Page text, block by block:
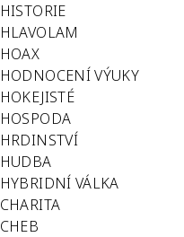
HISTORIE
HLAVOLAM
HOAX
HODNOCENÍ VÝUKY
HOKEJISTÉ
HOSPODA
HRDINSTVÍ
HUDBA
HYBRIDNÍ VÁLKA
CHARITA
CHEB